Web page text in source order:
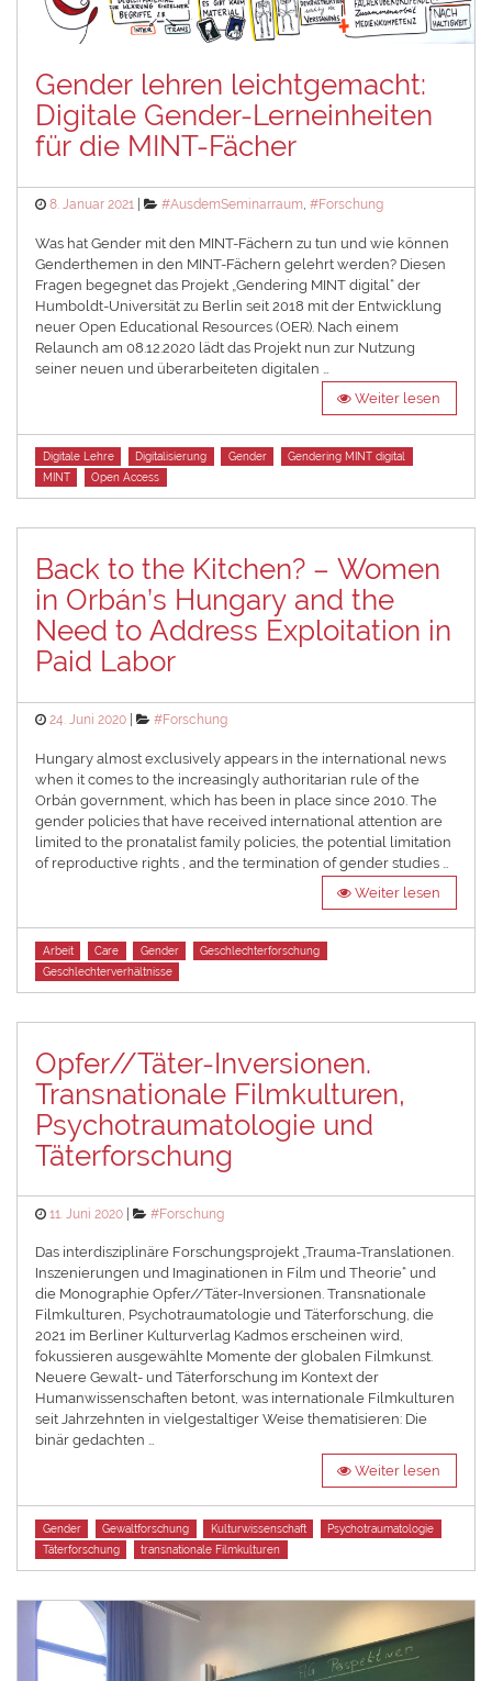
Gender lehren leichtgemacht:
Digitale Gender-Lerneinheiten
für die MINT-Fächer
Posted
8. Januar 2021 Categories
#AusdemSeminarraum,#Forschung
Was hat Gender mit den MINT-Fächern zu tun und wie können
Genderthemen in den MINT-Fächern gelehrt werden? Diesen
Fragen begegnet das Projekt „Gendering MINT digital“ der
Humboldt-Universität zu Berlin seit 2018 mit der Entwicklung
neuer Open Educational Resources (OER). Nach einem
Relaunch am 08.12.2020 lädt das Projekt nun zur Nutzung
seiner neuen und überarbeiteten digitalen …
Weiter lesen
Tags
Digitale Lehre Digitalisierung Gender
Gendering MINT digital
MINT
Open Access
Back to the Kitchen? – Women
in Orbán’s Hungary and the
Need to Address Exploitation in
Paid Labor
Posted
24. Juni 2020 Categories
#Forschung
Hungary almost exclusively appears in the international news
when it comes to the increasingly authoritarian rule of the
Orbán government, which has been in place since 2010. The
gender policies that have received international attention are
limited to the pronatalist family policies, the potential limitation
of reproductive rights , and the termination of gender studies …
Weiter lesen
Tags
Arbeit Care Gender
Geschlechterforschung
Geschlechterverhältnisse
Opfer//Täter-Inversionen.
Transnationale Filmkulturen,
Psychotraumatologie und
Täterforschung
Posted
11. Juni 2020 Categories
#Forschung
Das interdisziplinäre Forschungsprojekt „Trauma-Translationen.
Inszenierungen und Imaginationen in Film und Theorie“ und
die Monographie Opfer//Täter-Inversionen. Transnationale
Filmkulturen, Psychotraumatologie und Täterforschung, die
2021 im Berliner Kulturverlag Kadmos erscheinen wird,
fokussieren ausgewählte Momente der globalen Filmkunst.
Neuere Gewalt- und Täterforschung im Kontext der
Humanwissenschaften betont, was internationale Filmkulturen
seit Jahrzehnten in vielgestaltiger Weise thematisieren: Die
binär gedachten …
Weiter lesen
Tags
Gender Gewaltforschung Kulturwissenschaft
Psychotraumatologie
Täterforschung
transnationale Filmkulturen